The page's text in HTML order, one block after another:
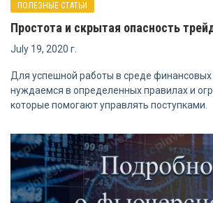
ПОЛЕЗНЫЕ СТАТЬИ
Простота и скрытая опасность
July 19, 2020 г.
Для успешной работы в среде
нуждаемся в определенных правилах и
которые помогают управлять поступками.